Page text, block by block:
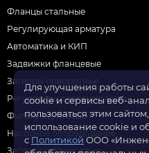
Фланцы стальные
Регулирующая арматура
Автоматика и КИП
Задвижки фланцевые
Затворы поворотные
Регуляторы давления воды
Фильтры для воды
Насосное оборудование
Заглушки фланцевые
Для улучшения работы
cookie и сервисы веб-
пользоваться этим
использование cookie и
с Политикой ООО